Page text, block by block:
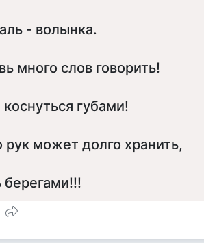
- волынка.
много слов говорить!
губами!
рук может долго хранить,